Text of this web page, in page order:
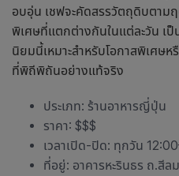
อบอุ่น เชฟจะคัดสรรวัตถุดิบตาม
พิเศษที่แตกต่างกันในแต่ละวัน เป็
นิยมนี้เหมาะสำหรับโอกาสพิเศษ
ที่พิถีพิถันอย่างแท้จริง
ประเภท: ร้านอาหารญี่ปุ่น
ราคา: $$$
เวลาเปิด-ปิด: ทุกวัน
ที่อยู่: อาคารหะรินธร ถ.สีล